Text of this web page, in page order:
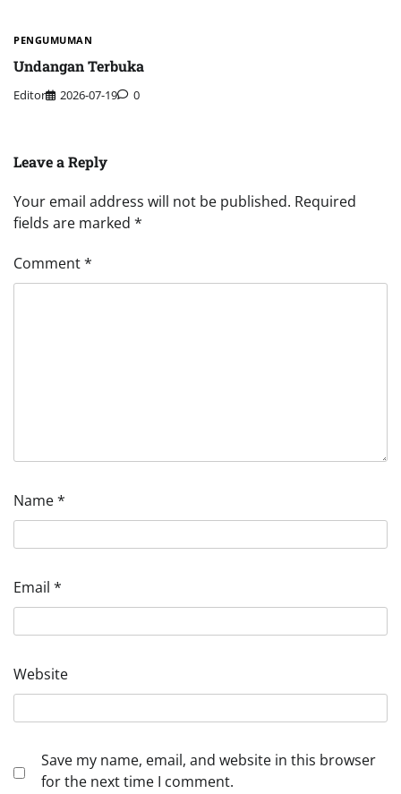
PENGUMUMAN
Undangan Terbuka
Editor 2026-07-19 0
Leave a Reply
Your email address will not be published. Required
fields are marked *
Comment*
Name*
Email *
Website
Save my name, email, and website in this browser
for the next time I comment.